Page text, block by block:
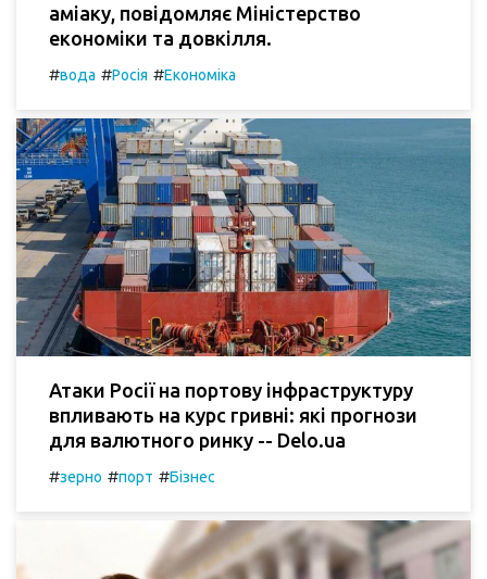
аміаку, повідомляє Міністерство
економіки та довкілля.
#вода #Росія #Економіка
Атаки Росії на портову інфраструктуру
впливають на курс гривні: які прогнози
для валютного ринку -- Delo.ua
#зерно #порт #Бізнес